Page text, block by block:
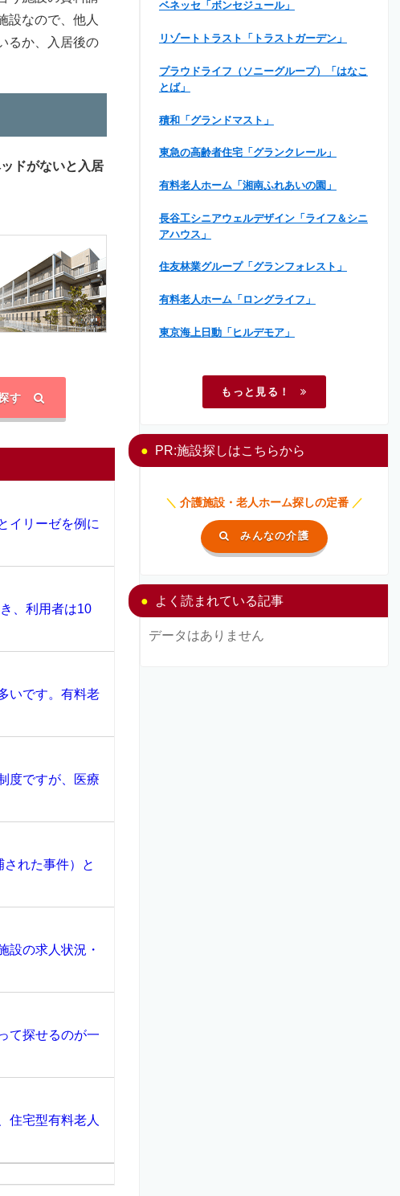
設なので、他人
るか、入居後の
ドがないと入居
す
イリーゼを例に
、利用者は10
いです。有料老
度ですが、医療
れた事件）と
設の求人状況・
て探せるのが一
住宅型有料老人
ベネッセ「ボンセジュール」
リゾートトラスト「トラストガーデン」
プラウドライフ（ソニーグループ）「はなこ
とば」
積和「グランドマスト」
東急の高齢者住宅「グランクレール」
有料老人ホーム「湘南ふれあいの園」
長谷工シニアウェルデザイン「ライフ＆シニ
アハウス」
住友林業グループ「グランフォレスト」
有料老人ホーム「ロングライフ」
東京海上日動「ヒルデモア」
もっと見る！
PR:施設探しはこちらから
＼ 介護施設・老人ホーム探しの定番 ／
みんなの介護
よく読まれている記事
データはありません